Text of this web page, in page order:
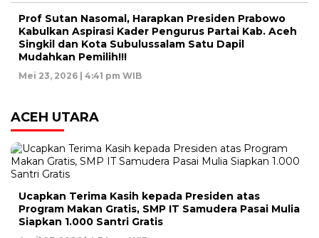
Prof Sutan Nasomal, Harapkan Presiden Prabowo
Kabulkan Aspirasi Kader Pengurus Partai Kab. Aceh
Singkil dan Kota Subulussalam Satu Dapil
Mudahkan Pemilih!!!
Mei 23, 2026 | 4:41 pm WIB
ACEH UTARA
Ucapkan Terima Kasih kepada Presiden atas
Program Makan Gratis, SMP IT Samudera Pasai Mulia
Siapkan 1.000 Santri Gratis